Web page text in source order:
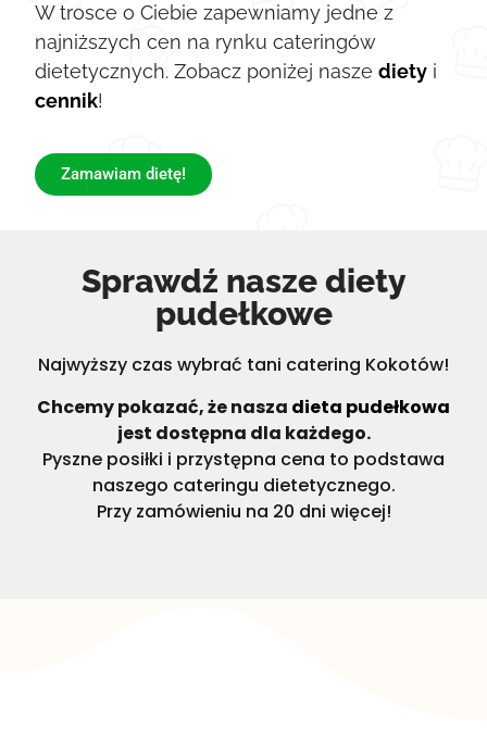
W trosce o Ciebie zapewniamy jedne z
najniższych cen na rynku cateringów
dietetycznych. Zobacz poniżej naszediety i
cennik!
Zamawiam dietę!
Sprawdź nasze diety
pudełkowe
Najwyższy czas wybrać tani catering Kokotów!
Chcemy pokazać, że nasza dieta pudełkowa
jest dostępna dla każdego.
Pyszne posiłki i przystępna cena to podstawa
naszego cateringu dietetycznego.
Przy zamówieniu na 20 dni więcej!